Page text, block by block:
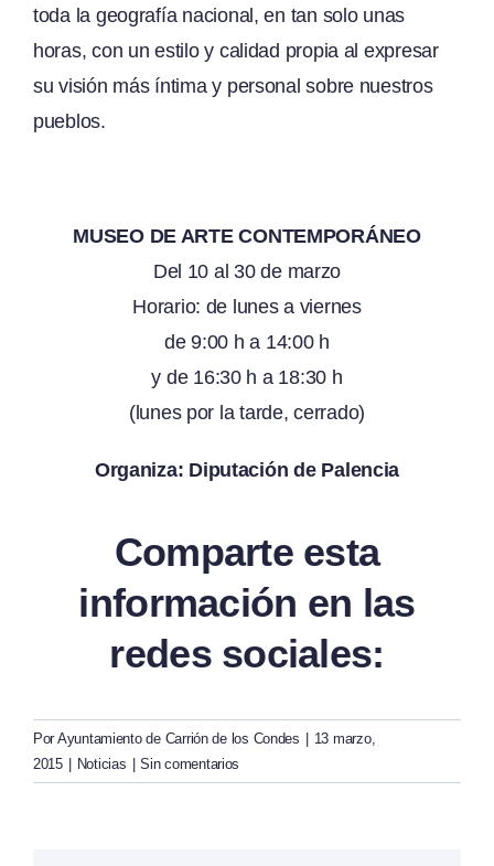
toda la geografía nacional, en tan solo unas
horas, con un estilo y calidad propia al expresar
su visión más íntima y personal sobre nuestros
pueblos.
MUSEO DE ARTE CONTEMPORÁNEO
Del 10 al 30 de marzo
Horario: de lunes a viernes
de 9:00 h a 14:00 h
y de 16:30 h a 18:30 h
(lunes por la tarde, cerrado)
Organiza: Diputación de Palencia
Comparte esta
información en las
redes sociales:
Por Ayuntamiento de Carrión de los Condes
13 marzo,
2015
Noticias Sin comentarios